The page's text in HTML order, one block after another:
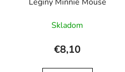
Skladom
€8,10